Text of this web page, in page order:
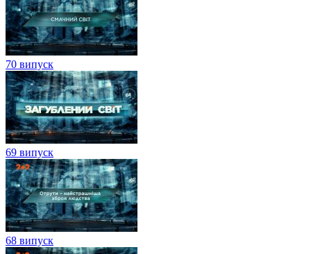
70 випуск
69 випуск
68 випуск